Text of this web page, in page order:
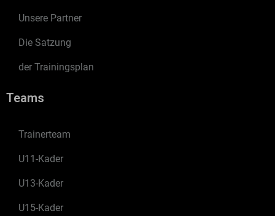
Unsere Partner
Die Satzung
der Trainingsplan
Teams
Trainerteam
U11-Kader
U13-Kader
U15-Kader